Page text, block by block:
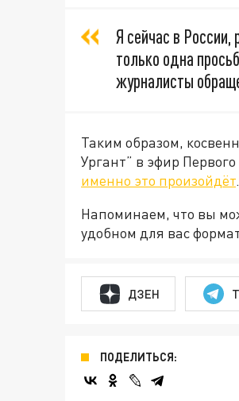
Я сейчас в России,
только одна
журналисты
Таким образом,
Ургант” в эфир
именно это произойдёт.
Напоминаем, что вы
удобном для вас
ДЗЕН
ПОДЕЛИТЬСЯ: